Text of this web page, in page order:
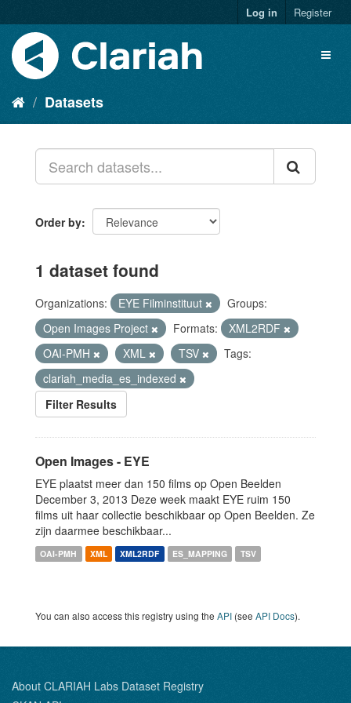
Log in Register
Datasets
Order by
1 dataset found
Organizations: EYE Filminstituut
Groups:
Open Images Project
Formats:
XML2RDF
OAI-PMH
XML TSV
Tags:
clariah_media_es_indexed
Filter Results
Open Images - EYE
EYE plaatst meer dan 150 films op Open Beelden
December 3, 2013 Deze week maakt EYE ruim 150
films uit haar collectie beschikbaar op Open Beelden. Ze
zijn daarmee beschikbaar...
OAI-PMH XML XML2RDF ES_MAPPING TSV
You can also access this registry using the API (see API Docs).
About CLARIAH Labs Dataset Registry